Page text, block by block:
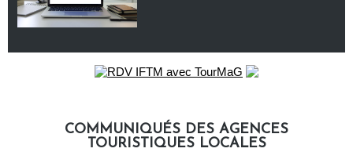
COMMUNIQUÉS DES AGENCES
TOURISTIQUES LOCALES